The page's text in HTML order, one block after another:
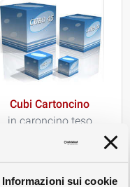
Informazioni sui cookie
Cubi Cartoncino
in caroncino teso
disponibili in 2 misure